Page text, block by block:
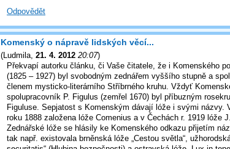
Odpovědět
Komenský o nápravě lidských věcí...
(Ludmila, 21. 4. 2012 20:07)
Překvapí autorku článku, či Vaše čitatele, že i Komenského
(1825 – 1927) byl svobodným zednářem vyššího stupně a
členem mysticko-literárního Stříbrného kruhu. Vždyť
spolupracovník P. Figulus (zemřel 1670) byl příbuzným
Figuluse. Sepjatost s Komenským dávají lóže i svými názvy.
roku 1888 založena lóže Comenius a v Čechách r. 1919 lóže
Zednářské lóže se hlásily ke Komenského odkazu přijetím
tak např. existovala brněnská lóže „Cestou světla“,